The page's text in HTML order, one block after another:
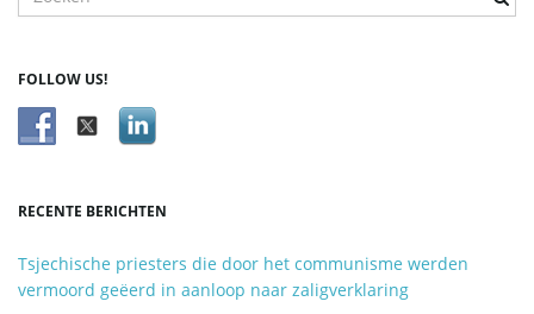
r
w
o
z
e
k
FOLLOW US!
RECENTE BERICHTEN
Tsjechische priesters die door het communisme werden
vermoord geëerd in aanloop naar zaligverklaring